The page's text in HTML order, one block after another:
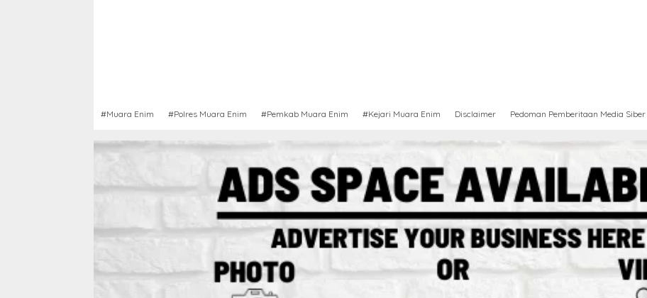
#Muara Enim #Polres Muara Enim #Pemkab Muara Enim #Kejari Muara Enim Disclaimer Pedoman Pemberitaan Media Siber